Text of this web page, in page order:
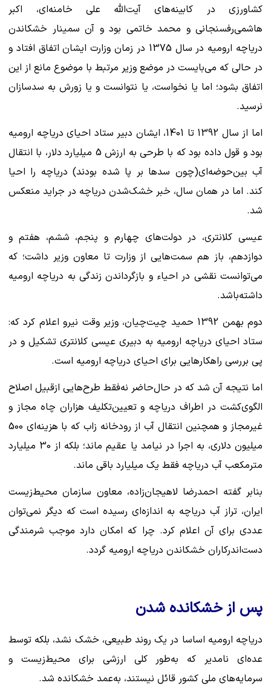
کشاورزی در کابینه‌های آیت‌الله علی خامنه‌ای، اکبر
هاشمی‌رفسنجانی و محمد خاتمی بود و آن سمینار خشکاندن
دریاچه ارومیه در سال 1375 در زمان وزارت ایشان اتفاق افتاد و
در حالی که می‌بایست در موضع وزیر مرتبط با موضوع مانع از این
اتفاق بشود؛ اما یا نخواست، یا نتوانست و یا زورش به سدسازان
نرسید.
اما از سال 1392 تا 1401، ایشان دبیر ستاد احیای دریاچه ارومیه
بود و قول داده بود که با طرحی به ارزش 5 میلیارد دلار، با انتقال
آب بین‌حوضه‌ای(چون سدها بر پا شده بودند) دریاچه را احیا
کند. اما در همان سال، خبر خشک‌شدن دریاچه در جراید منعکس
شد.
عیسی کلانتری، در دولت‌های چهارم و پنجم، ششم، هفتم و
دوازدهم، باز هم سمت‌هایی از وزارت تا معاون وزیر داشت؛ که
می‌توانست نقشی در احیاء و بازگرداندن زندگی به دریاچه ارومیه
داشته‌باشد.
دوم بهمن 1392 حمید چیت‌چیان، وزیر وقت نیرو اعلام کرد که:
ستاد احیای دریاچه ارومیه به دبیری عیسی کلانتری تشکیل و در
پی بررسی راهکارهایی برای احیای دریاچه ارومیه است.
اما نتیجه آن شد که در حال‌حاضر نه‌فقط طرح‌هایی ازقبیل اصلاح
الگوی‌کشت در اطراف دریاچه و تعیین‌تکلیف هزاران چاه مجاز و
غیرمجاز و همچنین انتقال آب از رودخانه زاب که با هزینه‌ای 500
میلیون دلاری، به اجرا در نیامد یا عقیم ماند؛ بلکه از 30 میلیارد
مترمکعب آب دریاچه فقط یک میلیارد باقی ماند.
بنابر گفته احمدرضا لاهیجان‌زاده، معاون سازمان محیط‌زیست
ایران، تراز آب دریاچه به اندازه‌ای رسیده است که دیگر نمی‌توان
عددی برای آن اعلام کرد. چرا که امکان دارد موجب شرمندگی
دست‌اندرکاران خشکاندن دریاچه ارومیه گردد.
پس از خشکانده شدن
دریاچه ارومیه اساسا در یک روند طبیعی، خشک نشد، بلکه توسط
عده‌ای نامدیر که به‌طور کلی ارزشی برای محیط‌زیست و
سرمایه‌های ملی کشور قائل نیستند، به‌عمد خشکانده شد.